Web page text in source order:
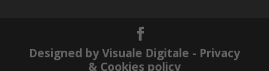
Designed by Visuale Digitale - Privacy
& Cookies policy